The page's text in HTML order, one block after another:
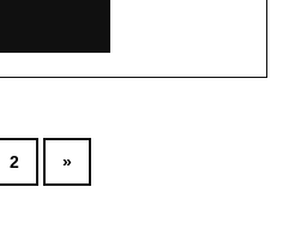
2 »